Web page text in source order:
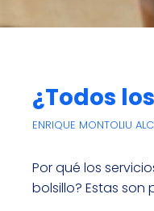
¿Todos
ENRIQUE MONTOLIU
Por qué los
bolsillo? Estas son